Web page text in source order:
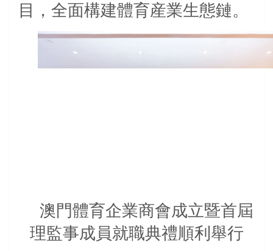
目，全面構建體育産業生態鏈。
澳門體育企業商會成立暨首屆
理監事成員就職典禮順利舉行